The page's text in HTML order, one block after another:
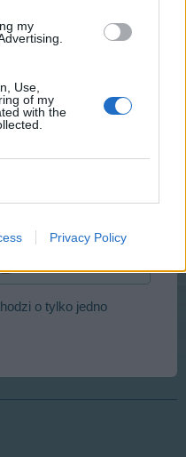
my
Use,
of my
with the
Privacy Policy
- może to Ci coś
o tylko jedno